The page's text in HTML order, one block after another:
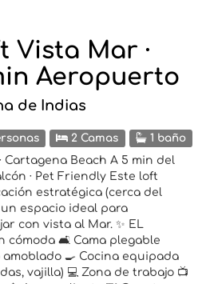
Vista Mar ·
Aeropuerto
de Indias
2 Camas
1 baño
Cartagena Beach A 5 min del
· Pet Friendly Este loft
estratégica (cerca del
espacio ideal para
con vista al Mar. ✨ EL
cómoda 🛋 Cama plegable
🍳 Cocina equipada
vajilla) 💻 Zona de trabajo 📺